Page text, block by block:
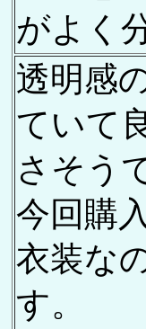
がよく
透明感
ていて
さそう
今回購
衣装な
す。